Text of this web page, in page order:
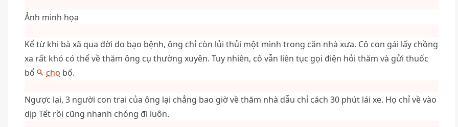
Ảnh minh họa
Kể từ khi bà xã qua đời do bạo bệnh, ông chỉ còn lủi thủi một mình trong căn nhà xưa. Cô con gái lấy chồng
xa rất khó có thể về thăm ông cụ thường xuyên. Tuy nhiên, cô vẫn liên tục gọi điện hỏi thăm và gửi thuốc
bổ
cho bố.
Ngược lại, 3 người con trai của ông lại chẳng bao giờ về thăm nhà dẫu chỉ cách 30 phút lái xe. Họ chỉ về vào
dịp Tết rồi cũng nhanh chóng đi luôn.